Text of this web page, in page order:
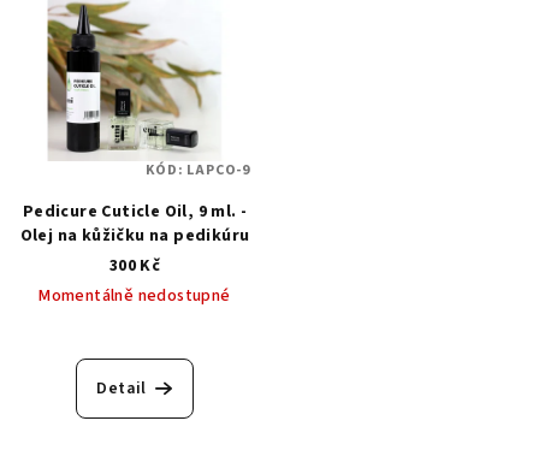
Pedicure Cuticle Oil, 9 ml. -
Olej na kůžičku na pedikúru
300 Kč
Momentálně nedostupné
Detail
KÓD: LAPCO-9